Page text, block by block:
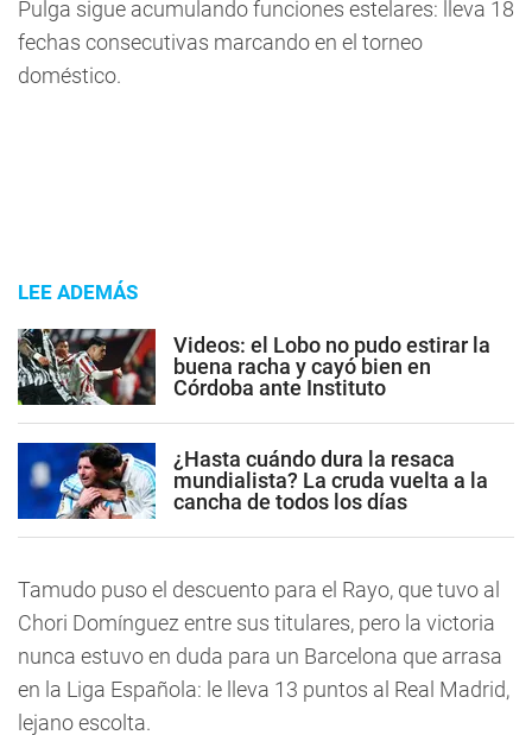
Pulga sigue acumulando funciones estelares: lleva 18
fechas consecutivas marcando en el torneo
doméstico.
LEE ADEMÁS
Videos: el Lobo no pudo estirar la
buena racha y cayó bien en
Córdoba ante Instituto
¿Hasta cuándo dura la resaca
mundialista? La cruda vuelta a la
cancha de todos los días
Tamudo puso el descuento para el Rayo, que tuvo al
Chori Domínguez entre sus titulares, pero la victoria
nunca estuvo en duda para un Barcelona que arrasa
en la Liga Española: le lleva 13 puntos al Real Madrid,
lejano escolta.